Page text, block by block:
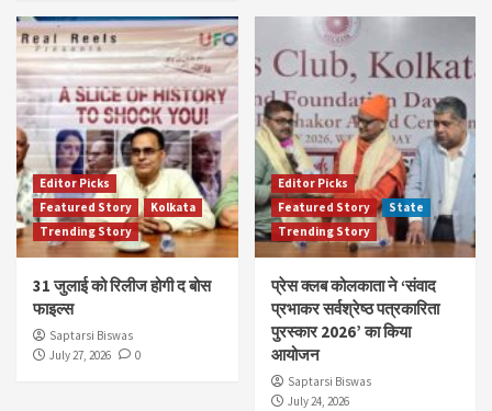
Editor Picks
Featured Story
Kolkata
Trending Story
31 जुलाई को रिलीज होगी द बोस
फाइल्स
Saptarsi Biswas
July 27, 2026
0
Editor Picks
Featured Story
State
Trending Story
प्रेस क्लब कोलकाता ने ‘संवाद
प्रभाकर सर्वश्रेष्ठ पत्रकारिता
पुरस्कार 2026’ का किया
आयोजन
Saptarsi Biswas
July 24, 2026